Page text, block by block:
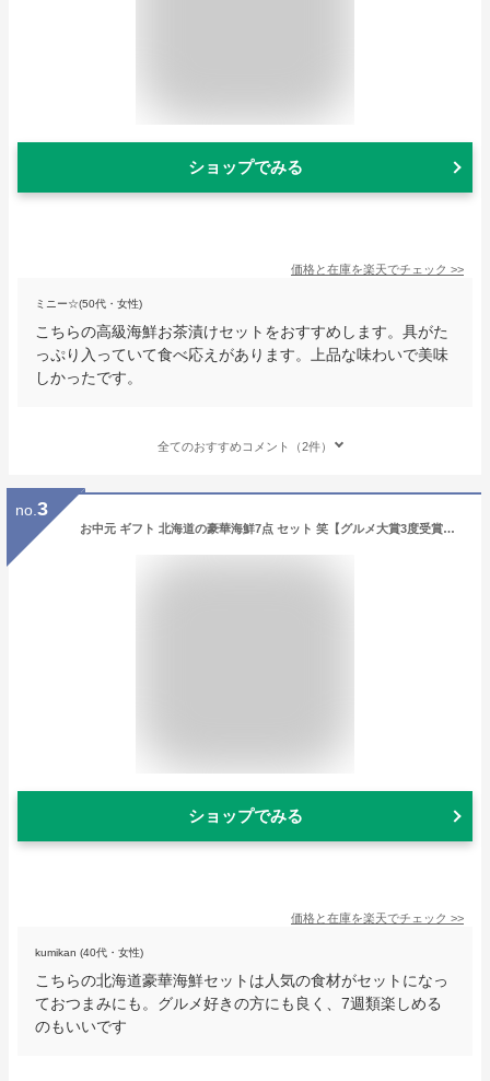
ショップでみる
価格と在庫を楽天でチェック >>
ミニー☆(50代・女性)
こちらの高級海鮮お茶漬けセットをおすすめします。具がた
っぷり入っていて食べ応えがあります。上品な味わいで美味
しかったです。
全てのおすすめコメント（2件）
no. 3
お中元 ギフト 北海道の豪華海鮮7点 セット 笑【グルメ大賞3度受賞】【送料無料】内祝い お返し 誕生日 プレゼント 食べ物 食品 おつまみ 高級 海鮮 海産 詰め合わせ お取り寄せグルメ 出産 結婚 60代 70代 80代 お礼 御中元 夏ギフト
ショップでみる
価格と在庫を楽天でチェック >>
kumikan (40代・女性)
こちらの北海道豪華海鮮セットは人気の食材がセットになっ
ておつまみにも。グルメ好きの方にも良く、7週類楽しめる
のもいいです